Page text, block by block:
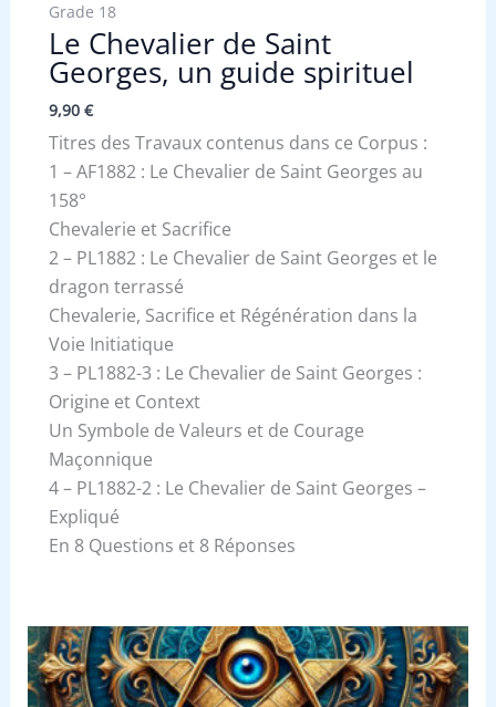
Grade 18
Le Chevalier de Saint
Georges, un guide spirituel
9,90 €
Titres des Travaux contenus dans ce Corpus :
1 – AF1882 : Le Chevalier de Saint Georges au
158°
Chevalerie et Sacrifice
2 – PL1882 : Le Chevalier de Saint Georges et le
dragon terrassé
Chevalerie, Sacrifice et Régénération dans la
Voie Initiatique
3 – PL1882-3 : Le Chevalier de Saint Georges :
Origine et Context
Un Symbole de Valeurs et de Courage
Maçonnique
4 – PL1882-2 : Le Chevalier de Saint Georges –
Expliqué
En 8 Questions et 8 Réponses